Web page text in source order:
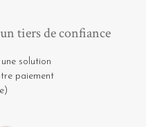
tiers de confiance
solution
paiement